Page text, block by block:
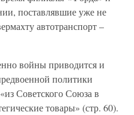
поставлявшие уже не
автотранспорт –
войны приводится и
политики
Советского Союза в
товары» (стр. 60).